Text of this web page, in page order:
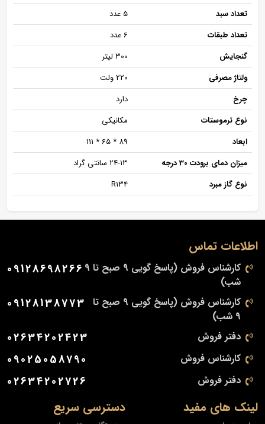
تعداد سبد
5 عدد
تعداد طبقات
6 عدد
گنجایش
300 لیتر
ولتاژ مصرفی
220 ولت
چرخ
دارد
نوع ترموستات
مکانیکی
ابعاد
89 * 65 * 111
میزان دمای برودت 30 درجه
24-13 سانتی گراد
نوع گاز مبرد
R134
دسترسی سریع لینک های مفید
اطلاعات تماس
کارشناس فروش (پاسخ گویی 9 صبح تا 9
شب)
09128698266
کارشناس فروش (پاسخ گویی 9 صبح تا
9 شب)
09128138773
دفتر فروش 02634202423
کارشناس فروش 09025058790
دفتر فروش 02634202726